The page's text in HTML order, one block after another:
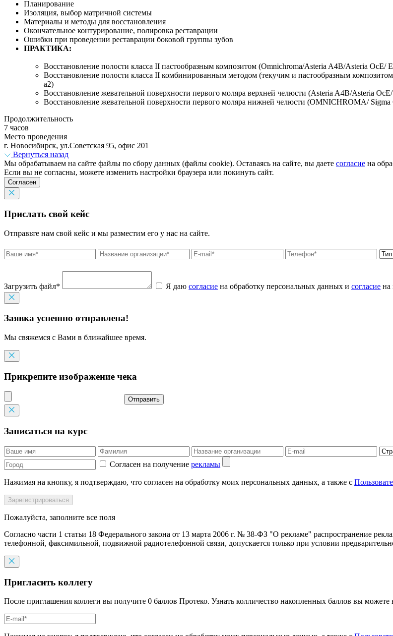
Планирование
Изоляция, выбор матричной системы
Материалы и методы для восстановления
Окончательное контурирование, полировка реставрации
Ошибки при проведении реставрации боковой группы зубов
ПРАКТИКА:
Восстановление полости класса II пастообразным композитом (Omnichroma/Asteria A4B/Asteria OcE/
Восстановление полости класса II комбинированным методом (текучим и пастообразным
a2)
Восстановление жевательной поверхности первого моляра верхней челюсти (Asteria A4B/Asteria
Восстановление жевательной поверхности первого моляра нижней челюсти (OMNICHROMA/
Продолжительность
7 часов
Место проведения
г. Новосибирск, ул.Советская 95, офис 201
Вернуться назад
Мы обрабатываем на сайте файлы по сбору данных (файлы cookie). Оставаясь на сайте, вы даете согласие на
Если вы не согласны, можете изменить настройки браузера или покинуть сайт.
Согласен
Прислать свой кейс
Отправьте нам свой кейс и мы разместим его у нас на сайте.
Загрузить файл* Я даю согласие на обработку персональных данных и согласие на
Заявка успешно отправлена!
Мы свяжемся с Вами в ближайшее время.
Прикрепите изображение чека
Отправить
Записаться на курс
Согласен на получение рекламы
Нажимая на кнопку, я подтверждаю, что согласен на обработку моих персональных данных, а также с
Пожалуйста, заполните все поля
Согласно части 1 статьи 18 Федерального закона от 13 марта 2006 г. № 38-ФЗ "О рекламе" распространение
телефонной, факсимильной, подвижной радиотелефонной связи, допускается только при условии
Пригласить коллегу
После приглашения коллеги вы получите 0 баллов Протеко. Узнать колличество накопленных баллов вы можете